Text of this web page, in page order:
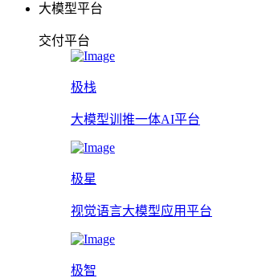
大模型平台
交付平台
极栈
大模型训推一体AI平台
极星
视觉语言大模型应用平台
极智